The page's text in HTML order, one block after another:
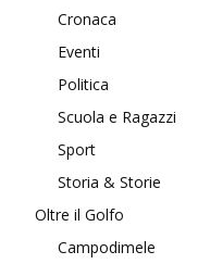
Cronaca
Eventi
Politica
Scuola e Ragazzi
Sport
Storia & Storie
Oltre il Golfo
Campodimele